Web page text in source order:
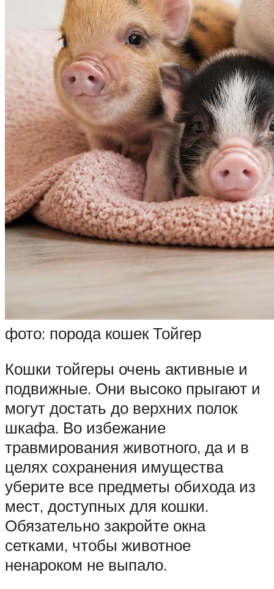
фото: порода кошек Тойгер
Кошки тойгеры очень активные и
подвижные. Они высоко прыгают и
могут достать до верхних полок
шкафа. Во избежание
травмирования животного, да и в
целях сохранения имущества
уберите все предметы обихода из
мест, доступных для кошки.
Обязательно закройте окна
сетками, чтобы животное
ненароком не выпало.